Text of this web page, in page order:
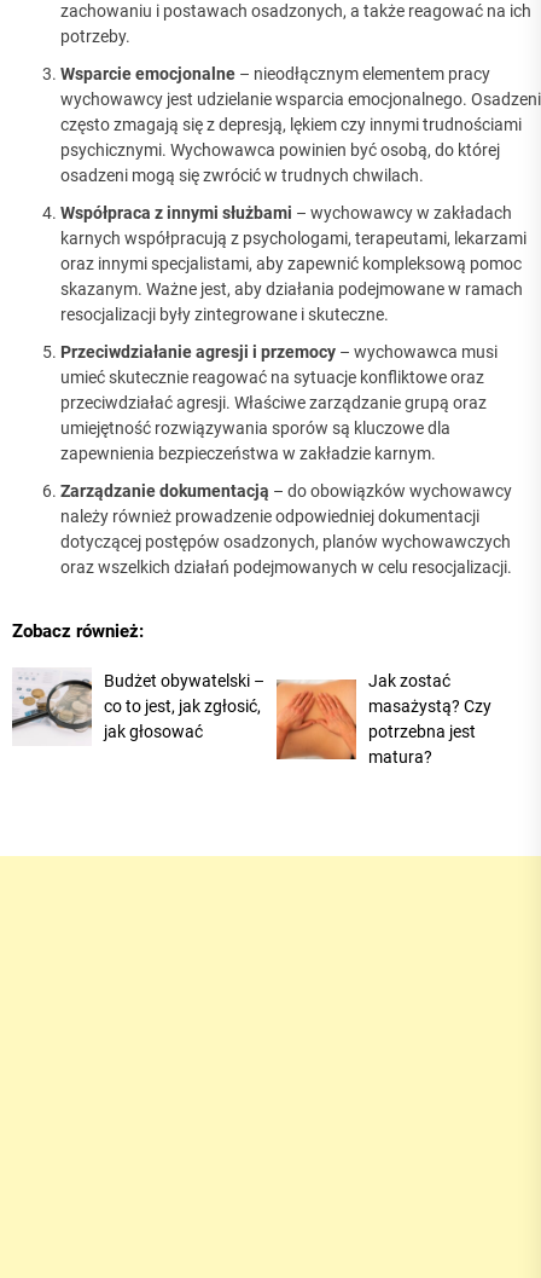
zachowaniu i postawach osadzonych, a także reagować na ich
potrzeby.
Wsparcie emocjonalne – nieodłącznym elementem pracy
wychowawcy jest udzielanie wsparcia emocjonalnego. Osadzeni
często zmagają się z depresją, lękiem czy innymi trudnościami
psychicznymi. Wychowawca powinien być osobą, do której
osadzeni mogą się zwrócić w trudnych chwilach.
Współpraca z innymi służbami – wychowawcy w zakładach
karnych współpracują z psychologami, terapeutami, lekarzami
oraz innymi specjalistami, aby zapewnić kompleksową pomoc
skazanym. Ważne jest, aby działania podejmowane w ramach
resocjalizacji były zintegrowane i skuteczne.
Przeciwdziałanie agresji i przemocy – wychowawca musi
umieć skutecznie reagować na sytuacje konfliktowe oraz
przeciwdziałać agresji. Właściwe zarządzanie grupą oraz
umiejętność rozwiązywania sporów są kluczowe dla
zapewnienia bezpieczeństwa w zakładzie karnym.
Zarządzanie dokumentacją – do obowiązków wychowawcy
należy również prowadzenie odpowiedniej dokumentacji
dotyczącej postępów osadzonych, planów wychowawczych
oraz wszelkich działań podejmowanych w celu resocjalizacji.
Zobacz również:
Budżet obywatelski –
co to jest, jak zgłosić,
jak głosować
Jak zostać
masażystą? Czy
potrzebna jest
matura?